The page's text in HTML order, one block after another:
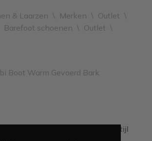
& Laarzen \ Merken \ Outlet \
Barefoot schoenen \ Outlet \
Boot Warm Gevoerd Bark
passie voor maritieme levensstijl